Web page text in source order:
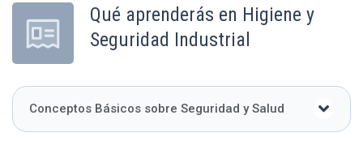
Qué aprenderás en Higiene y
Seguridad Industrial
Conceptos Básicos sobre Seguridad y Salud